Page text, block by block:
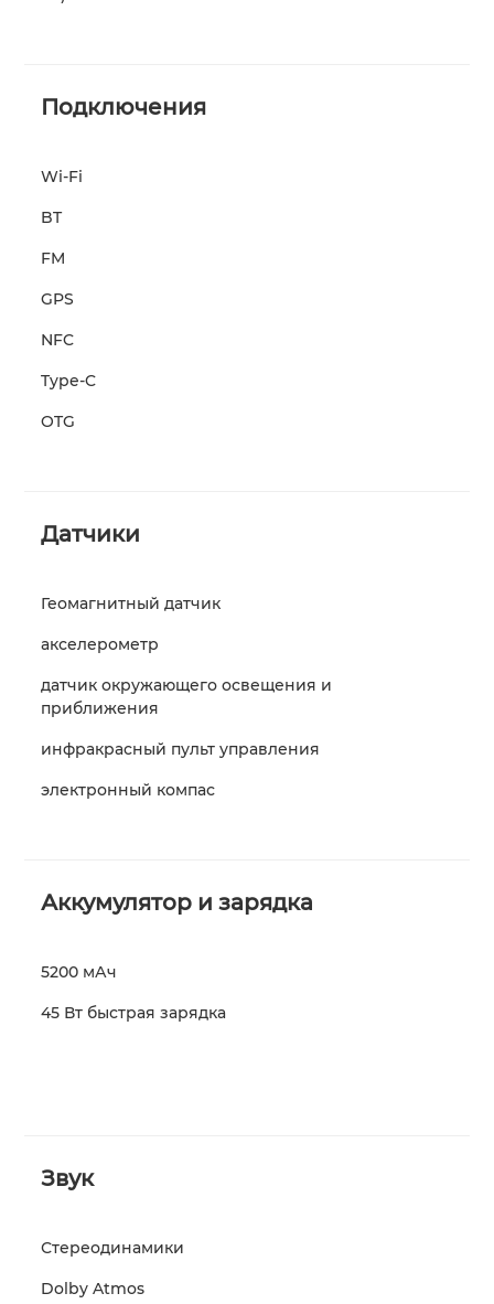
Подключения
Wi-Fi
BT
FM
GPS
NFC
Type-C
OTG
Датчики
Геомагнитный датчик
акселерометр
датчик окружающего освещения и
приближения
инфракрасный пульт управления
электронный компас
Аккумулятор и зарядка
5200 мАч
45 Вт быстрая зарядка
Звук
Стереодинамики
Dolby Atmos